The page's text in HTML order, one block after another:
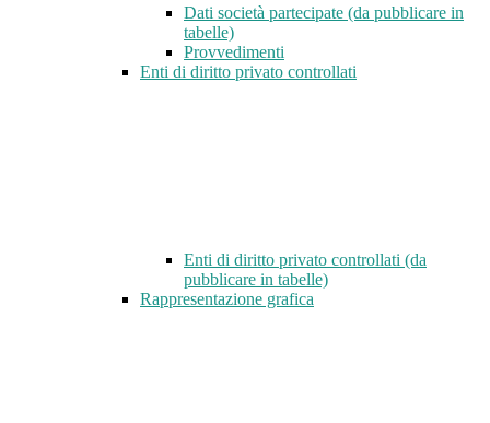
Dati società partecipate (da pubblicare in
tabelle)
Provvedimenti
Enti di diritto privato controllati
Enti di diritto privato controllati (da
pubblicare in tabelle)
Rappresentazione grafica